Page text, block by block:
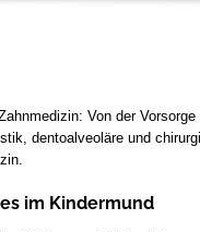
Von der
dentoalveoläre und
im Kindermund